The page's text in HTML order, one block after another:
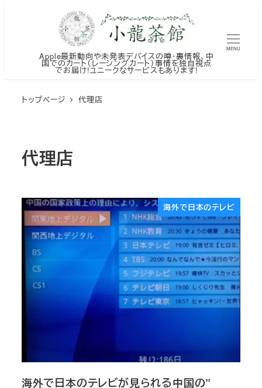
Apple最新動向や未発表デバイスの噂・裏情報、中
国でのカート（レーシングカート）事情を独自視点
でお届け!ユニークなサービスもあります!
MENU
トップページ 代理店
代理店
海外で日本のテレビ
海外で日本のテレビが見られる中国の”